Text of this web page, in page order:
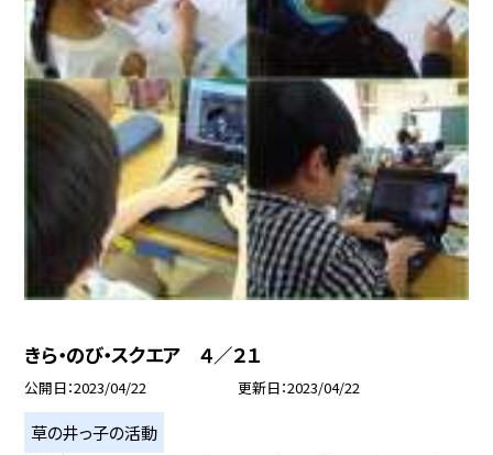
きら・のび・スクエア ４／２１
公開日 2023/04/22 更新日 2023/04/22
草の井っ子の活動